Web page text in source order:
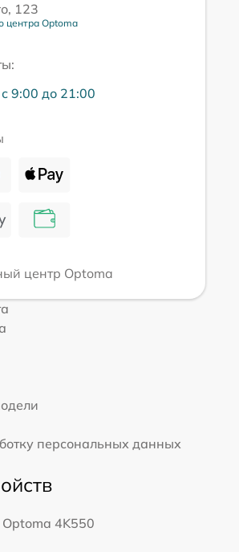
123
центра Optoma
9:00 до 21:00
центр Optoma
персональных данных
Optoma 4K550